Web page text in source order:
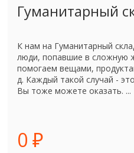
Гуманитарный
К нам на Гуманитарный
люди, попавшие в сложную
помогаем вещами,
д. Каждый такой случай -
Вы тоже можете оказать. ...
0 ₽